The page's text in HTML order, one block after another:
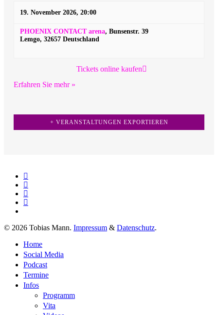
19. November 2026, 20:00
PHOENIX CONTACT arena, Bunsenstr. 39
Lemgo, 32657 Deutschland
Tickets online kaufen
Erfahren Sie mehr »
+ VERANSTALTUNGEN EXPORTIEREN
twitter
facebook
youtube
instagram
© 2026 Tobias Mann. Impressum & Datenschutz.
Close
Menu
Home
Social Media
Podcast
Termine
Infos
Programm
Vita